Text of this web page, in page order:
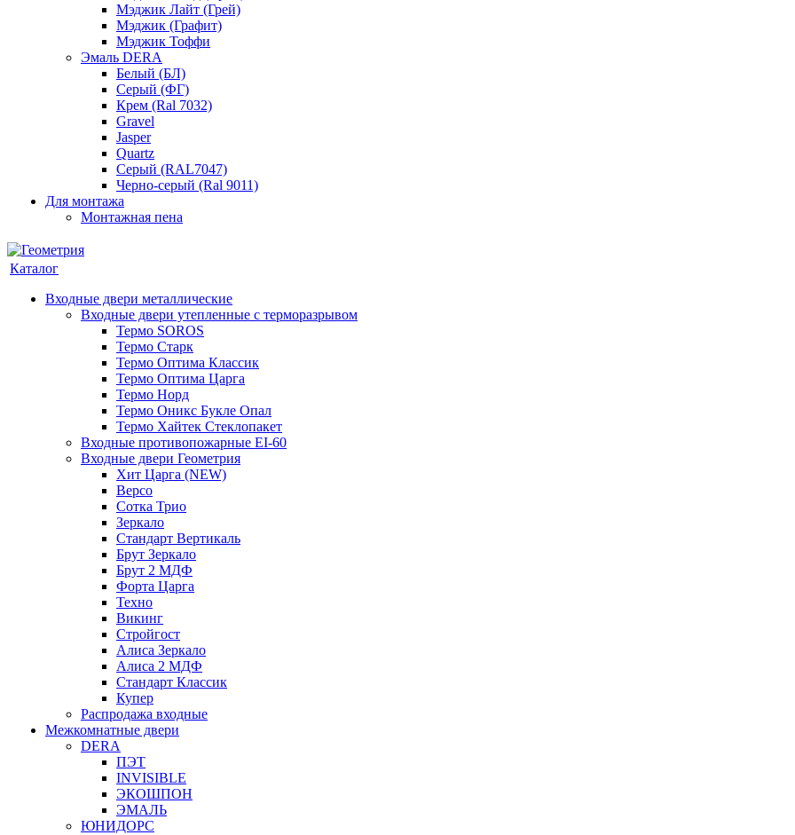
Мэджик Лайт (Грей)
Мэджик (Графит)
Мэджик Тоффи
Эмаль DERA
Белый (БЛ)
Серый (ФГ)
Крем (Ral 7032)
Gravel
Jasper
Quartz
Серый (RAL7047)
Черно-серый (Ral 9011)
Для монтажа
Монтажная пена
Каталог
Входные двери металлические
Входные двери утепленные с терморазрывом
Термо SOROS
Термо Старк
Термо Оптима Классик
Термо Оптима Царга
Термо Норд
Термо Оникс Букле Опал
Термо Хайтек Стеклопакет
Входные противопожарные EI-60
Входные двери Геометрия
Хит Царга (NEW)
Версо
Сотка Трио
Зеркало
Стандарт Вертикаль
Брут Зеркало
Брут 2 МДФ
Форта Царга
Техно
Викинг
Стройгост
Алиса Зеркало
Алиса 2 МДФ
Стандарт Классик
Купер
Распродажа входные
Межкомнатные двери
DERA
ПЭТ
INVISIBLE
ЭКОШПОН
ЭМАЛЬ
ЮНИДОРС